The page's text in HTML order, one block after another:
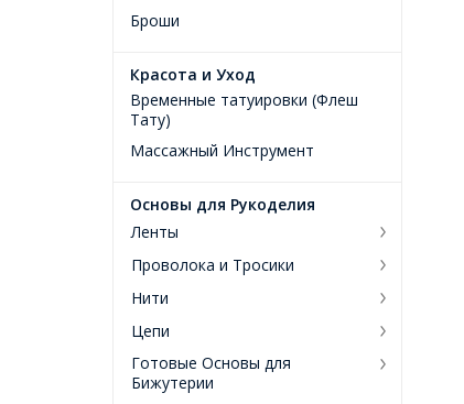
Броши
Красота и Уход
Временные татуировки (Флеш
Тату)
Массажный Инструмент
Основы для Рукоделия
Ленты
Проволока и Тросики
Нити
Цепи
Готовые Основы для
Бижутерии